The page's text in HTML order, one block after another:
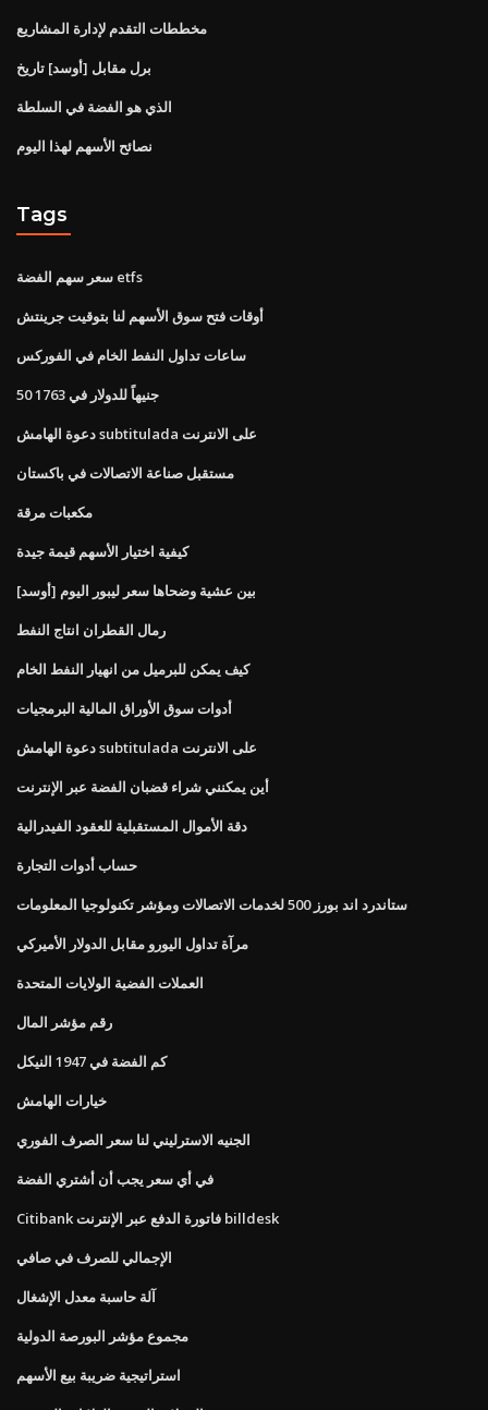
مخططات التقدم لإدارة المشاريع
برل مقابل [أوسد] تاريخ
الذي هو الفضة في السلطة
نصائح الأسهم لهذا اليوم
Tags
سعر سهم الفضة etfs
أوقات فتح سوق الأسهم لنا بتوقيت جرينتش
ساعات تداول النفط الخام في الفوركس
50 جنيهاً للدولار في 1763
دعوة الهامش subtitulada على الانترنت
مستقبل صناعة الاتصالات في باكستان
مكعبات مرقة
كيفية اختيار الأسهم قيمة جيدة
[أوسد] بين عشية وضحاها سعر ليبور اليوم
رمال القطران انتاج النفط
كيف يمكن للبرميل من انهيار النفط الخام
أدوات سوق الأوراق المالية البرمجيات
دعوة الهامش subtitulada على الانترنت
أين يمكنني شراء قضبان الفضة عبر الإنترنت
دقة الأموال المستقبلية للعقود الفيدرالية
حساب أدوات التجارة
ستاندرد اند بورز 500 لخدمات الاتصالات ومؤشر تكنولوجيا المعلومات
مرآة تداول اليورو مقابل الدولار الأميركي
العملات الفضية الولايات المتحدة
رقم مؤشر المال
كم الفضة في 1947 النيكل
خيارات الهامش
الجنيه الاسترليني لنا سعر الصرف الفوري
في أي سعر يجب أن أشتري الفضة
Citibank فاتورة الدفع عبر الإنترنت billdesk
الإجمالي للصرف في صافي
آلة حاسبة معدل الإشغال
مجموع مؤشر البورصة الدولية
استراتيجية ضريبة بيع الأسهم